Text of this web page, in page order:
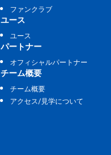
ファンクラブ
ユース
ユース
パートナー
オフィシャルパートナー
チーム概要
チーム概要
アクセス/見学について